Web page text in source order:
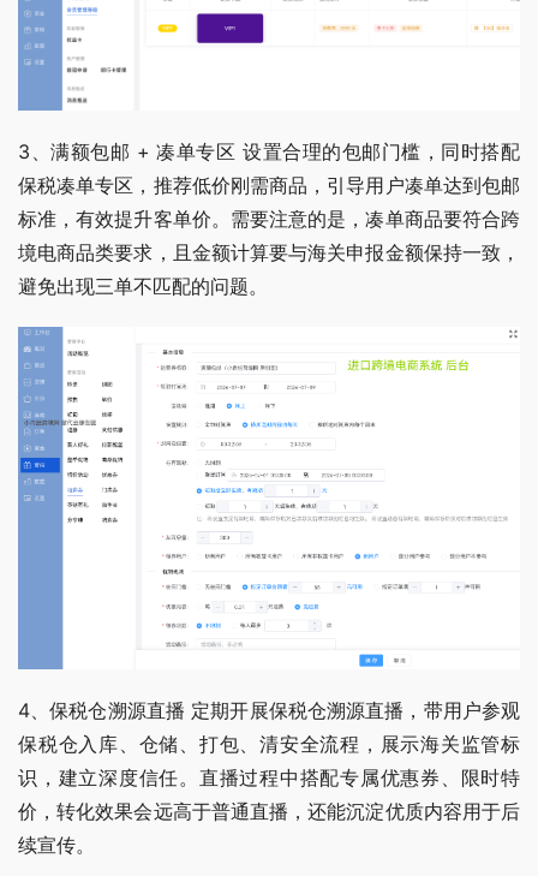
3、满额包邮 + 凑单专区 设置合理的包邮门槛，同时搭配
保税凑单专区，推荐低价刚需商品，引导用户凑单达到包邮
标准，有效提升客单价。需要注意的是，凑单商品要符合跨
境电商品类要求，且金额计算要与海关申报金额保持一致，
避免出现三单不匹配的问题。
4、保税仓溯源直播 定期开展保税仓溯源直播，带用户参观
保税仓入库、仓储、打包、清安全流程，展示海关监管标
识，建立深度信任。直播过程中搭配专属优惠券、限时特
价，转化效果会远高于普通直播，还能沉淀优质内容用于后
续宣传。